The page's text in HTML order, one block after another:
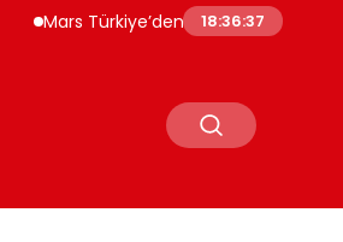
Mars Türkiye’den “Köpeğini İşe Götür
18:36:38